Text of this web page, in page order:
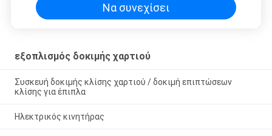
Να συνεχίσει
εξοπλισμός δοκιμής χαρτιού
Συσκευή δοκιμής κλίσης χαρτιού / δοκιμή επιπτώσεων
κλίσης για έπιπλα
Ηλεκτρικός κινητήρας